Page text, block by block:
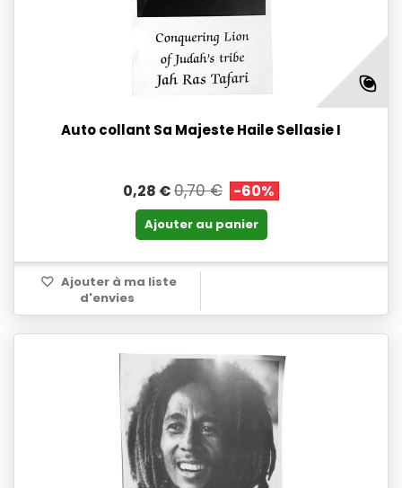
Auto collant Sa Majeste Haile Sellasie I
0,28 €0,70 € -60%
Ajouter au panier
Ajouter à ma liste
d'envies